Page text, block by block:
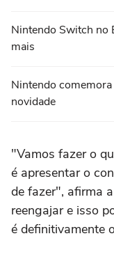
Nintendo Switch no
mais
Nintendo
novidade
"Vamos fazer o
é apresentar o
de fazer", afirma
reengajar e isso
é definitivamente